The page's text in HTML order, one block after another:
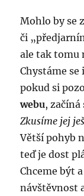
Mohlo by se
či
ale tak tomu
Chystáme
pokud si
webu,
Zkusíme jej
Větší pohyb
teď je dost
Chceme být
návštěvnost